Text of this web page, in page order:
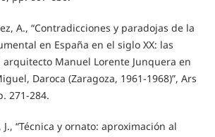
A., “Contradicciones y paradojas de la
en España en el siglo XX: las
Manuel Lorente Junquera en
Daroca (Zaragoza, 1961-1968)”, Ars
271-284.
“Técnica y ornato: aproximación al